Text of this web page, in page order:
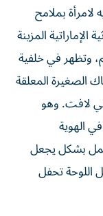
بملامح
الإماراتية المزينة
وتظهر في خلفية
الصغيرة المعلقة
لافت. وهو
الهوية
بشكل يجعل
اللوحة تحفل